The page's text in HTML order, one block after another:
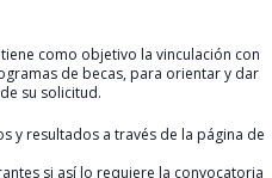
como objetivo la vinculación con
de becas, para orientar y dar
su solicitud.
y resultados a través de la página de
si así lo requiere la convocatoria